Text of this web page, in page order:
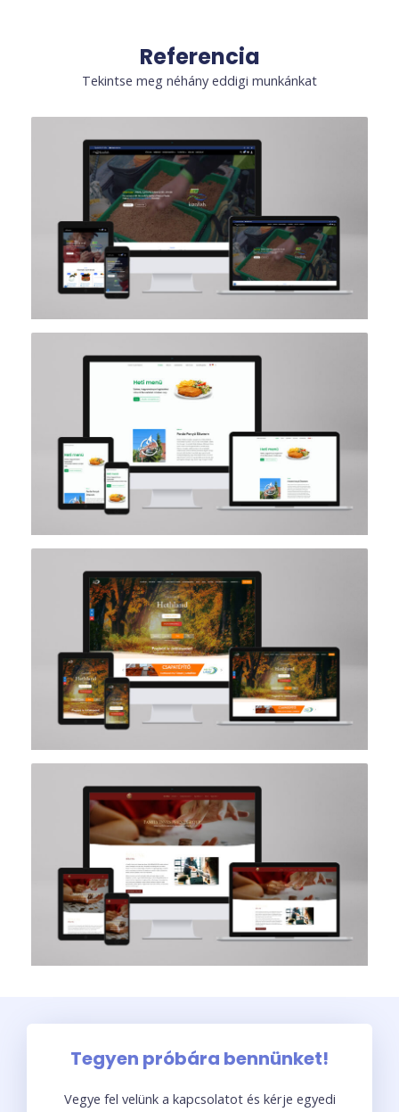
Referencia
Tekintse meg néhány eddigi munkánkat
Tegyen próbára bennünket!
Vegye fel velünk a kapcsolatot és kérje egyedi